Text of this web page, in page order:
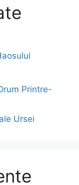
Printre-
Ursei